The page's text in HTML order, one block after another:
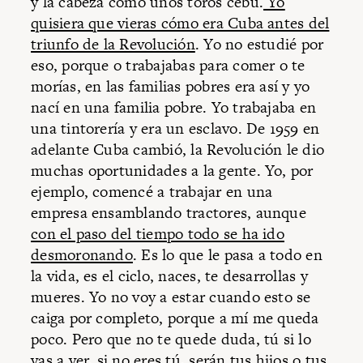
quisiera que vieras cómo era Cuba antes del
triunfo de la Revolución. Yo no estudié por
eso, porque o trabajabas para comer o te
morías, en las familias pobres era así y yo
nací en una familia pobre. Yo trabajaba en
una tintorería y era un esclavo. De 1959 en
adelante Cuba cambió, la Revolución le dio
muchas oportunidades a la gente. Yo, por
ejemplo, comencé a trabajar en una
empresa ensamblando tractores, aunque
con el paso del tiempo todo se ha ido
desmoronando. Es lo que le pasa a todo en
la vida, es el ciclo, naces, te desarrollas y
mueres. Yo no voy a estar cuando esto se
caiga por completo, porque a mí me queda
poco. Pero que no te quede duda, tú si lo